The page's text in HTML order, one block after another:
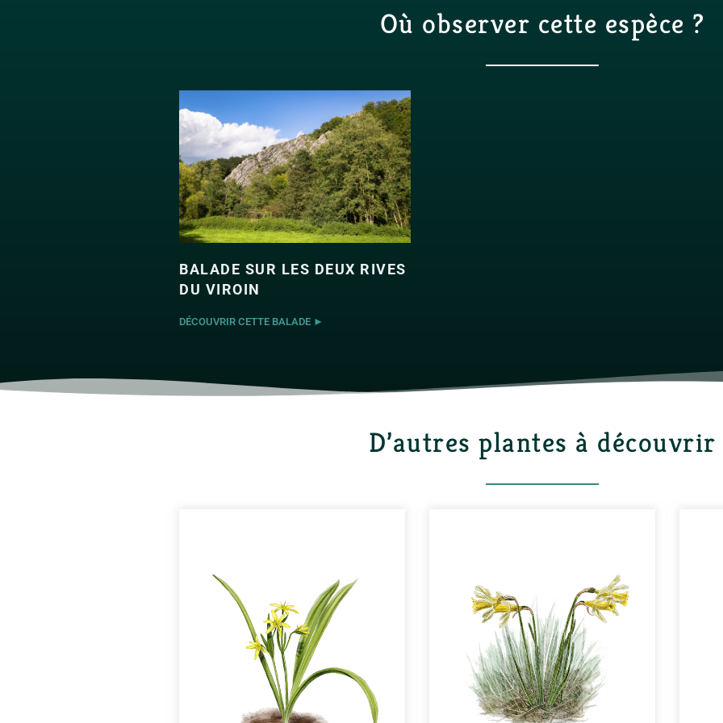
Où observer cette espèce ?
BALADE SUR LES DEUX RIVES
DU VIROIN
DÉCOUVRIR CETTE BALADE ►
D’autres plantes à découvrir